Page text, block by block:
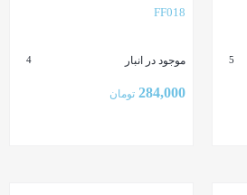
5
FF018
موجود در انبار 4
284,000 تومان